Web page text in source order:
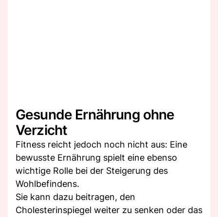
Gesunde Ernährung ohne
Verzicht
Fitness reicht jedoch noch nicht aus: Eine
bewusste Ernährung spielt eine ebenso
wichtige Rolle bei der Steigerung des
Wohlbefindens.
Sie kann dazu beitragen, den
Cholesterinspiegel weiter zu senken oder das